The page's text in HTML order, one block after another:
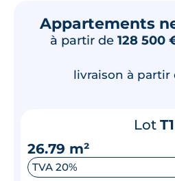
Appartements
à partir de 128 500
livraison à partir
Lot T1
26.79 m²
TVA 20%